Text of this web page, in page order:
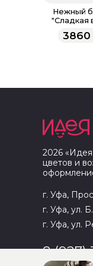
Нежный
"Сладкая
3860
2026 «
цветов и
г. Уфа,
г. Уфа, ул.
г. Уфа, ул.
8 (927)